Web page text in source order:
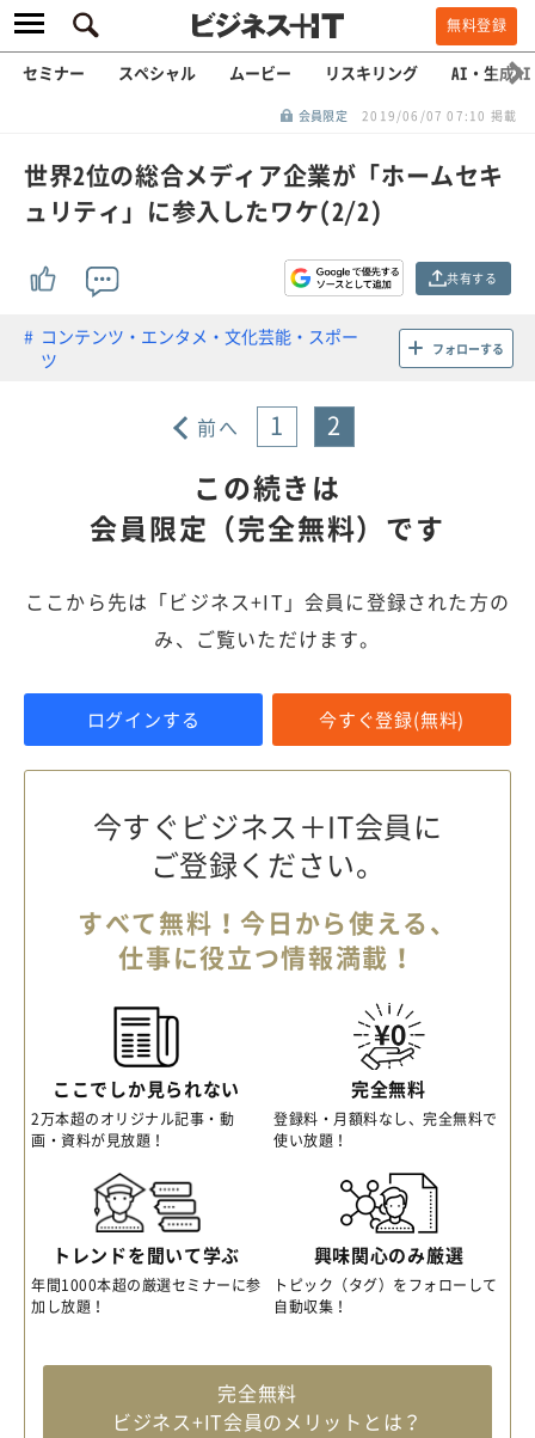
無料登録
セミナー スペシャル ムービー リスキリング AI・生成AI
会員限定 2019/06/07 07:10 掲載
世界2位の総合メディア企業が「ホームセキ
ュリティ」に参入したワケ(2/2)
共有する
コンテンツ・エンタメ・文化芸能・スポー
ツ
フォローする
前へ 1 2
この続きは
会員限定（完全無料）です
ここから先は「ビジネス+IT」会員に登録された方の
み、ご覧いただけます。
ログインする 今すぐ登録(無料)
今すぐビジネス＋IT会員に
ご登録ください。
すべて無料！今日から使える、
仕事に役立つ情報満載！
ここでしか見られない
2万本超のオリジナル記事・動
画・資料が見放題！
完全無料
登録料・月額料なし、完全無料で
使い放題！
トレンドを聞いて学ぶ
年間1000本超の厳選セミナーに参
加し放題！
興味関心のみ厳選
トピック（タグ）をフォローして
自動収集！
完全無料
ビジネス+IT会員のメリットとは？